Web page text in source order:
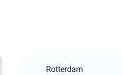
Rotterdam